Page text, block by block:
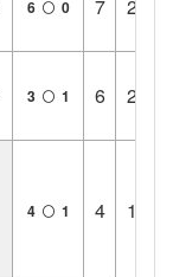
6 0 7 2
3 1 6 2
4 1 4 1